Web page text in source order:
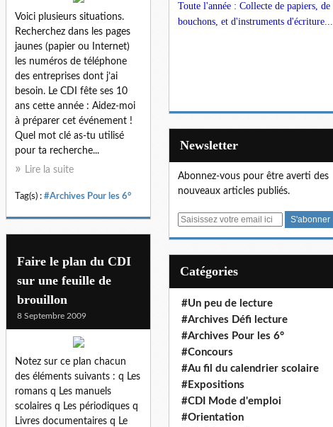
Voici plusieurs situations.
Recherchez dans les pages
jaunes (papier ou Internet)
les numéros de téléphone
des entreprises dont j’ai
besoin. Le CDI fête ses 10
ans cette année : Aidez-moi
à préparer cet événement !
Quel mot clé as-tu utilisé
pour ta recherche...
Lire la suite
Tag(s) : #Archives Pour les 6°
Faire le plan du CDI
sur une feuille de
brouillon
8 Septembre 2009
Notez sur ce plan chacun
des éléments suivants : q Les
romans q Les manuels
scolaires q Les périodiques q
Livres documentaires q Le
Toute l'année : Collecte de papiers, de
bouchons, et d'instruments d'écriture...
Newsletter
Abonnez-vous pour être averti des
nouveaux articles publiés.
E
Catégories
#Un peu de lecture
#Archives Défi lecture
#Archives Pour les 6°
#Concours
#Au fil du calendrier scolaire
#Expositions
#CDI Mode d'emploi
#Orientation